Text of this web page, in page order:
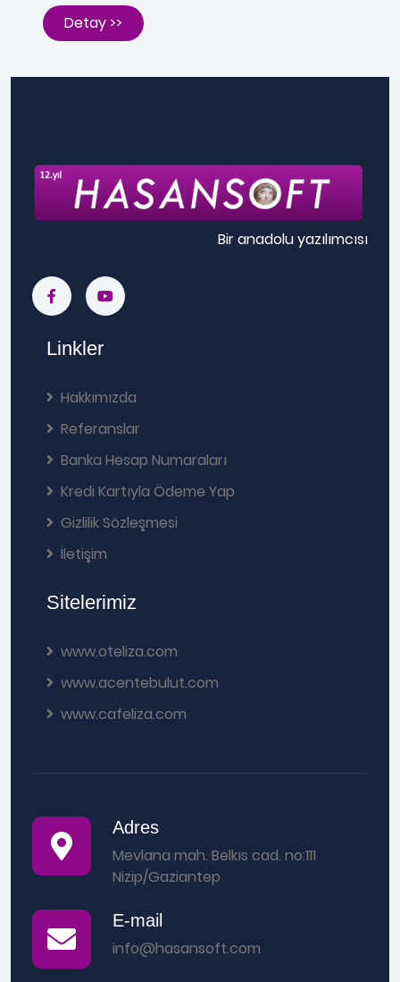
Detay >>
Bir anadolu yazılımcısı
Linkler
Hakkımızda
Referanslar
Banka Hesap Numaraları
Kredi Kartıyla Ödeme Yap
Gizlilik Sözleşmesi
İletişim
Sitelerimiz
www.oteliza.com
www.acentebulut.com
www.cafeliza.com
Adres
Mevlana mah. Belkıs cad. no:111
Nizip/Gaziantep
E-mail
info@hasansoft.com